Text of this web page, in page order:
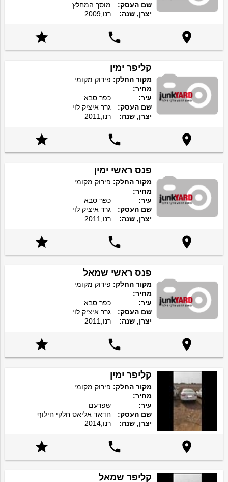
שם העסק:
מוסך המחלץ
יצרן, שנה:
רנו,2009



קליפר ימין
מקור החלק: פירוק מקומי
מחיר:
עיר:
כפר סבא
שם העסק:
גרר איציק לוי
יצרן, שנה:
רנו,2011



פנס ראשי ימין
מקור החלק: פירוק מקומי
מחיר:
עיר:
כפר סבא
שם העסק:
גרר איציק לוי
יצרן, שנה:
רנו,2011



פנס ראשי שמאל
מקור החלק: פירוק מקומי
מחיר:
עיר:
כפר סבא
שם העסק:
גרר איציק לוי
יצרן, שנה:
רנו,2011



קליפר ימין
מקור החלק: פירוק מקומי
מחיר:
עיר:
שפרעם
שם העסק:
חדאד אליאס חלקי חילוף
יצרן, שנה:
רנו,2014



קליפר שמאל